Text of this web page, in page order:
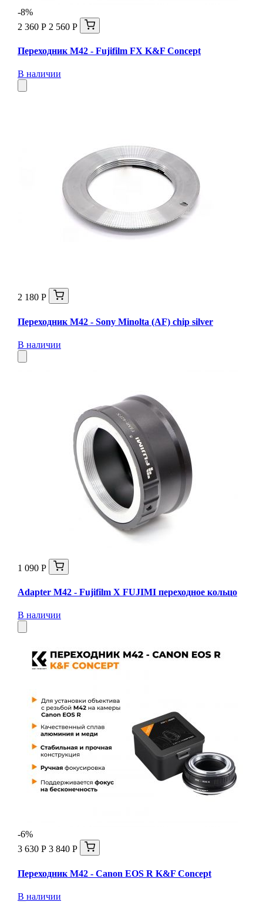
-8%
2 360 Р 2 560 Р
Переходник M42 - Fujifilm FX K&F Concept
В наличии
2 180 Р
Переходник M42 - Sony Minolta (AF) chip silver
В наличии
1 090 Р
Adapter M42 - Fujifilm X FUJIMI переходное кольцо
В наличии
-6%
3 630 Р 3 840 Р
Переходник M42 - Canon EOS R K&F Concept
В наличии